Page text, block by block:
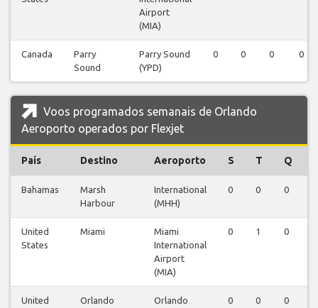
Airport
(MIA)
Canada
Parry
Sound
Parry Sound
(YPD)
0 0 0 0
Voos programados semanais de Orlando
Aeroporto operados por Flexjet
País Destino Aeroporto S T Q
Bahamas
Marsh
Harbour
International
(MHH)
0 0 0
United
States
Miami
Miami
International
Airport
(MIA)
0 1 0
United
Orlando
Orlando
0 0 0